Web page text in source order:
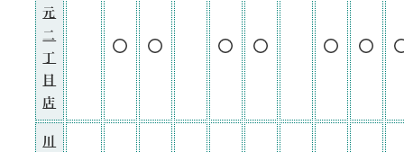
元
二
丁
目
店
川